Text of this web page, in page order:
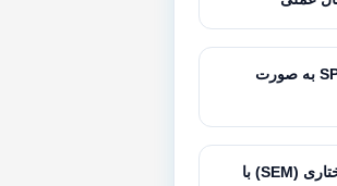
آموزش تحلیل رگرسیون در SPSS به صورت
آموزش مدل‌سازی معادلات ساختاری (SEM) با